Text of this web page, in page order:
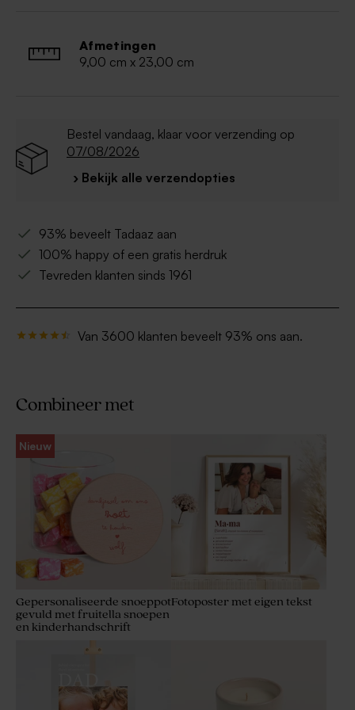
Wasvoorschrift: wassen op 40°, geen
bleekmiddel gebruiken, mag niet in de droger,
Afmetingen
9,00 cm x 23,00 cm
Bestel vandaag, klaar voor verzending op
07/08/2026
› Bekijk alle verzendopties
93% beveelt Tadaaz aan
100% happy of een gratis herdruk
Tevreden klanten sinds 1961
Van 3600 klanten beveelt 93% ons aan.
Combineer met
Nieuw
Gepersonaliseerde snoeppot
gevuld met fruitella snoepen
en kinderhandschrift
Fotoposter met eigen tekst